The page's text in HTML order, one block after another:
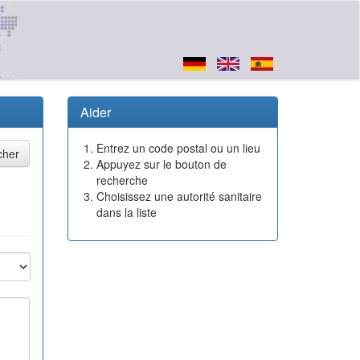
Aider
Entrez un code postal ou un lieu
Appuyez sur le bouton de
recherche
Choisissez une autorité sanitaire
dans la liste